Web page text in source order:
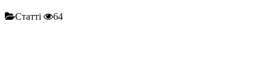
Статті 64